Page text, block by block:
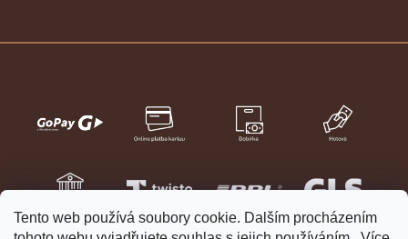
Tento web používá soubory cookie. Dalším procházením